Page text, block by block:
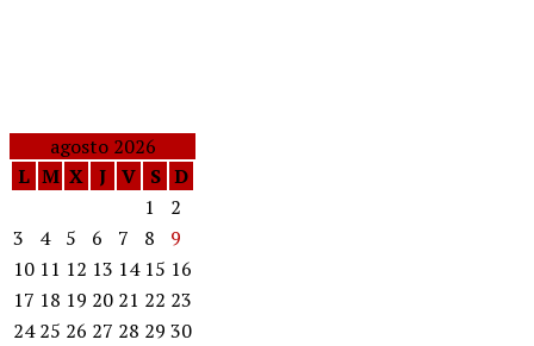
agosto 2026
L M X J V S D
1
2
3
4 5 6 7 8
9
10 11 12 13 14 15 16
17 18 19 20 21 22 23
24 25 26 27 28 29 30